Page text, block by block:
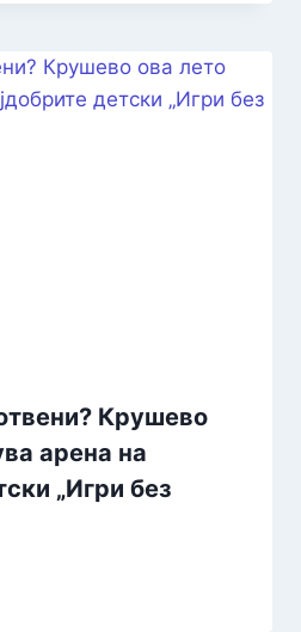
Крушево
арена на
„Игри без